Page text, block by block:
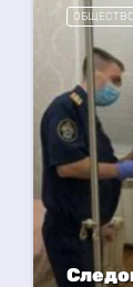
ОБЩЕСТВО